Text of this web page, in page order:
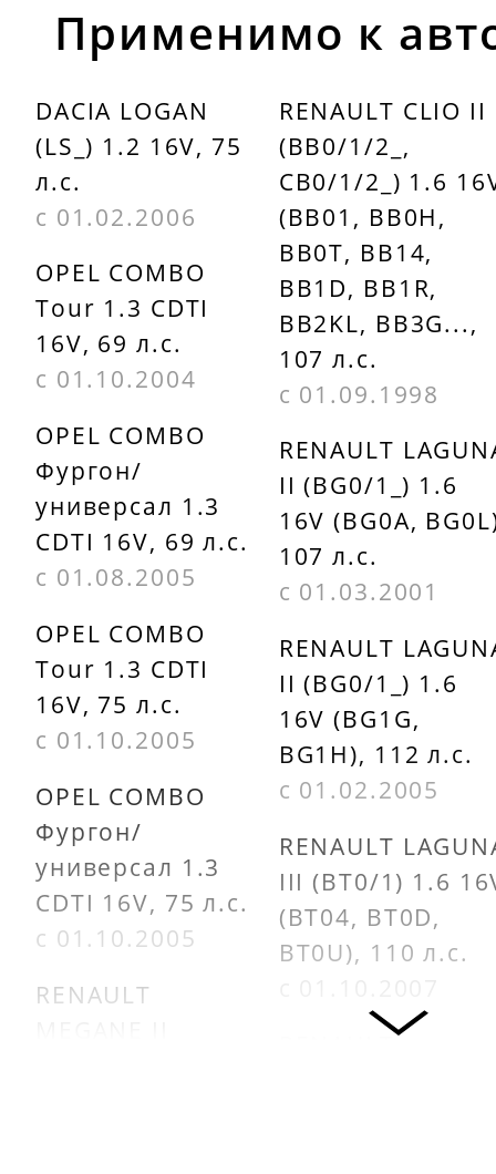
CHAMPION
U724606
FILTRON
AP1851
FRAM
FRAM
CA8964
FCR210138
MAHLE
09833559
Mann
C18582
MAPCO
60311
MECAFILTER
ELP3779
Применимо к
DACIA LOGAN
(LS_) 1.2 16V, 75
л.с.
с 01.02.2006
OPEL COMBO
Tour 1.3 CDTI
16V, 69 л.с.
с 01.10.2004
OPEL COMBO
Фургон/
универсал 1.3
CDTI 16V, 69 л.с.
с 01.08.2005
OPEL COMBO
Tour 1.3 CDTI
16V, 75 л.с.
с 01.10.2005
OPEL COMBO
Фургон/
универсал 1.3
CDTI 16V, 75 л.с.
с 01.10.2005
RENAULT
RENAULT CLIO II
(BB0/1/2_,
CB0/1/2_) 1.6
(BB01, BB0H,
BB0T, BB14,
BB1D, BB1R,
BB2KL, BB3G...,
107 л.с.
с 01.09.1998
RENAULT
II (BG0/1_) 1.6
16V (BG0A,
107 л.с.
с 01.03.2001
RENAULT
II (BG0/1_) 1.6
16V (BG1G,
BG1H), 112 л.с.
с 01.02.2005
RENAULT
III (BT0/1) 1.6
(BT04, BT0D,
BT0U), 110 л.с.
RENAULT